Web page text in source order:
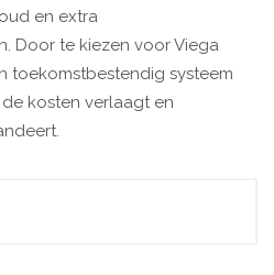
en extra
Door te kiezen voor Viega
toekomstbestendig systeem
kosten verlaagt en